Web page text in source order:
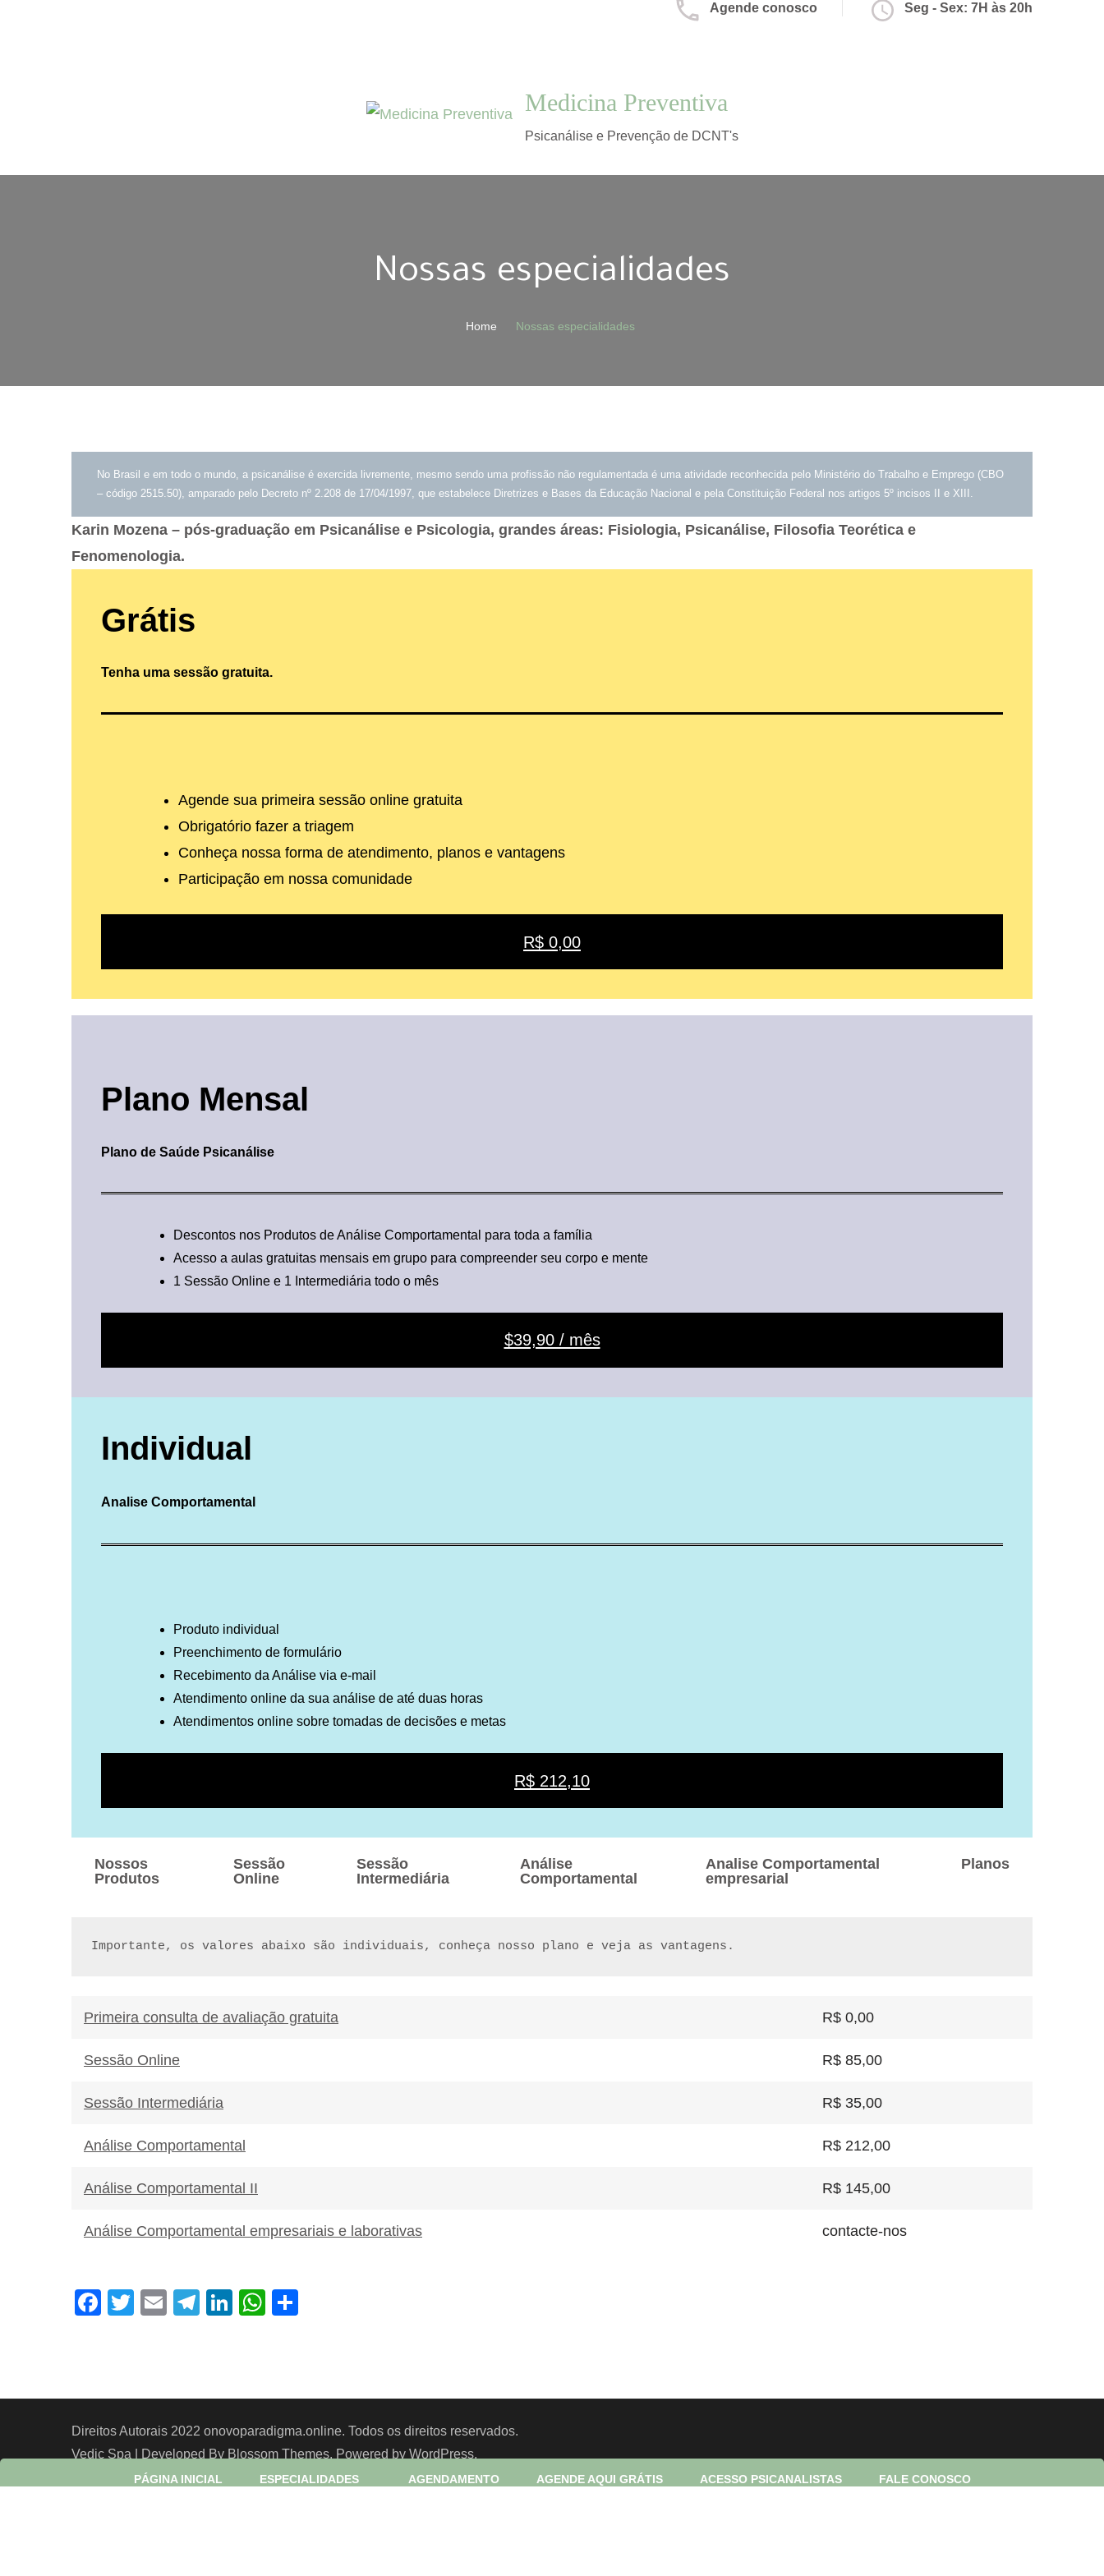
Agende conosco Seg - Sex: 7H às 20h
Medicina Preventiva
Psicanálise e Prevenção de DCNT's
PÁGINA INICIAL ESPECIALIDADES AGENDAMENTO AGENDE AQUI GRÁTIS ACESSO PSICANALISTAS FALE CONOSCO
Nossas especialidades
Home Nossas especialidades
No Brasil e em todo o mundo, a psicanálise é exercida livremente, mesmo sendo uma profissão não regulamentada é uma atividade reconhecida pelo Ministério do Trabalho e Emprego (CBO
– código 2515.50), amparado pelo Decreto nº 2.208 de 17/04/1997, que estabelece Diretrizes e Bases da Educação Nacional e pela Constituição Federal nos artigos 5º incisos II
e XIII.
Karin Mozena – pós-graduação em Psicanálise e Psicologia, grandes áreas: Fisiologia, Psicanálise, Filosofia Teorética e
Fenomenologia.
Grátis
Tenha uma sessão gratuita.
Agende sua primeira sessão online gratuita
Obrigatório fazer a triagem
Conheça nossa forma de atendimento, planos e vantagens
Participação em nossa comunidade
R$ 0,00
Plano Mensal
Plano de Saúde Psicanálise
Descontos nos Produtos de Análise Comportamental para toda a família
Acesso a aulas gratuitas mensais em grupo para compreender seu corpo e mente
1 Sessão Online e 1 Intermediária todo o mês
$39,90 / mês
Individual
Analise Comportamental
Produto individual
Preenchimento de formulário
Recebimento da Análise via e-mail
Atendimento online da sua análise de até duas horas
Atendimentos online sobre tomadas de decisões e metas
R$ 212,10
Nossos
Produtos
Sessão
Online
Sessão
Intermediária
Análise
Comportamental
Analise Comportamental
empresarial
Planos
Importante, os valores abaixo são individuais, conheça nosso plano e veja as vantagens.
Primeira consulta de avaliação gratuita R$ 0,00
Sessão Online R$ 85,00
Sessão Intermediária R$ 35,00
Análise Comportamental R$ 212,00
Análise Comportamental II R$ 145,00
Análise Comportamental empresariais e laborativas contacte-nos
Facebook
Twitter
EmailTelegram
LinkedIn
WhatsApp
Direitos Autorais 2022 onovoparadigma.online. Todos os direitos reservados.
Vedic Spa | Developed By Blossom Themes. Powered by WordPress.